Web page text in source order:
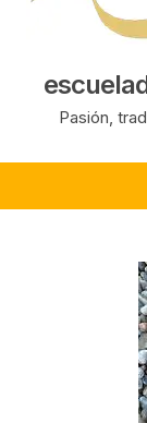
Pasión,